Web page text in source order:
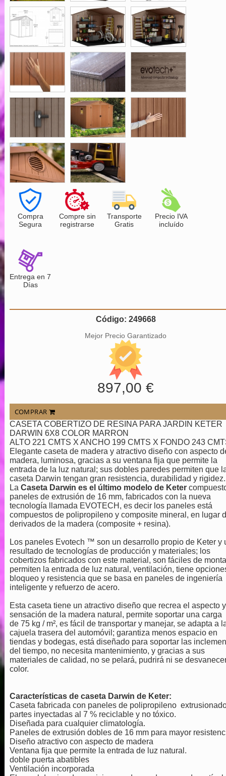
Compra
Segura
Compre sin
registrarse
Transporte
Gratis
Precio IVA
incluído
Entrega en 7
Días
Código: 249668
Mejor Precio Garantizado
897,00 €
COMPRAR
CASETA COBERTIZO DE RESINA PARA JARDIN KETER
DARWIN 6X8 COLOR MARRON
ALTO 221 CMTS X ANCHO 199 CMTS X FONDO 243
Elegante caseta de madera y atractivo diseño con aspecto
madera, luminosa, gracias a su ventana fija que permite la
entrada de la luz natural; sus dobles paredes permiten que
caseta Darwin tengan gran resistencia, durabilidad y rigidez.
La Caseta Darwin es el último modelo de Keter
paneles de extrusión de 16 mm, fabricados con la nueva
tecnología llamada EVOTECH, es decir los paneles está
compuestos de polipropileno y composite mineral, en lugar
derivados de la madera (composite + resina).
Los paneles Evotech ™ son un desarrollo propio de Keter y
resultado de tecnologías de producción y materiales; los
cobertizos fabricados con este material, son fáciles de
permiten la entrada de luz natural, ventilación, tiene
bloqueo y resistencia que se basa en paneles de ingeniería
inteligente y refuerzo de acero.
Esta caseta tiene un atractivo diseño que recrea el aspecto
sensación de la madera natural, permite soportar una carga
de 75 kg / m², es fácil de transportar y manejar, se adapta a
cajuela trasera del automóvil; garantiza menos espacio en
tiendas y bodegas, está diseñado para soportar las
del tiempo, no necesita mantenimiento, y gracias a sus
materiales de calidad, no se pelará, pudrirá ni se
color.
Características de caseta Darwin de Keter:
Caseta fabricada con paneles de polipropileno
partes inyectadas al 7 % reciclable y no tóxico.
Diseñada para cualquier climatología.
Paneles de extrusión dobles de 16 mm para mayor
Diseño atractivo con aspecto de madera
Ventana fija que permite la entrada de luz natural.
doble puerta abatibles
Ventilación incorporada